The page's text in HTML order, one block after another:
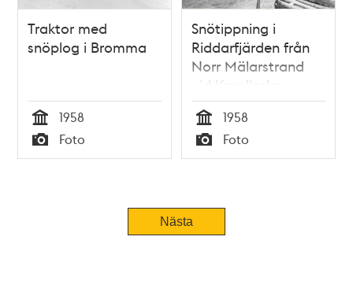
Traktor med
snöplog i Bromma
Tid
1958
Typ
Foto
Snötippning i
Riddarfjärden från
Norr Mälarstrand
vid Karolinska
institutet
Tid
1958
Typ
Foto
TidigareNästa